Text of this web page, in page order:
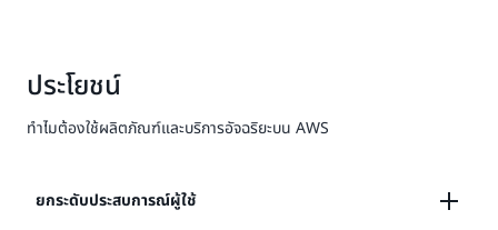
ประโยชน์
ทำไมต้องใช้ผลิตภัณฑ์และบริการอัจฉริยะบน AWS
ยกระดับประสบการณ์ผู้ใช้